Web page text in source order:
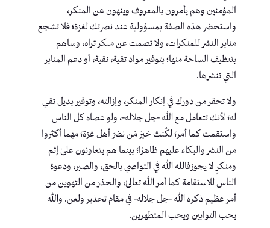
المؤمنين وهم يأمرون بالمعروف وينهون عن المنكر،
واستحضر هذه الصفة بمسؤولية عند نصرتك لغزة؛ فلا تشجع
منابر النشر للمنكرات، ولا تصمت عن منكر تراه، وساهم
بتنظيف الساحة منها؛ بتوفير مواد تقية، نقية، أو دعم المنابر
التي تنشرها.
ولا تحقر من دورك في إنكار المنكر، وإزالته، وتوفير بديل تقي
له؛ لأنك تتعامل مع الله -جل جلاله-، ولو عصاه كل الناس
واستقمت كما أمر؛ لكُنتَ خيرَ مَن نصَرَ أهل غزة؛ مهما أكثروا
من النشر والبكاء عليهم ظاهرًا؛ بينما هم يتعاونون علىٰ إثم
ومنكرٍ لا يجوزفالله الله في التواصي بالحق، والصبر، ودعوة
الناس للاستقامة كما أمر الله تعالىٰ، والحذر من التهوين من
أمر عظيم ذكره الله -جل جلاله- في مقام تحذير ولعن. والله
يحب التوابين ويحب المتطهرين.